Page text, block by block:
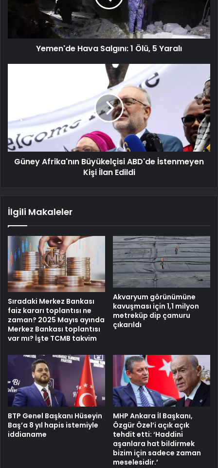
Yemen'de Hava Salgını: 1 Ölü, 5 Yaralı
Kişi
İlan
Edildi
Güney Afrika'nın Büyükelçisi ABD'de İstenmeyen
Kişi İlan Edildi
İlgili Makaleler
Sıradaki Merkez Bankası
faiz kararı toplantısı ne
zaman? 2025 Mayıs ayında
Merkez Bankası toplantısı
var mı? İşte TCMB takvim
Akvaryum görünümüne
kavuşması için 1,1 milyon
metreküp dip çamuru
çıkarıldı
BTP Genel Başkanı Hüseyin
Baş’a 8 yıl hapis istemiyle
iddianame
MHP Ankara İl Başkanı,
Özgür Özel’i açık açık
tehdit etti: ‘Haddini
aşanlara hat bildirmek
bizim için sadece zaman
meselesidir.’